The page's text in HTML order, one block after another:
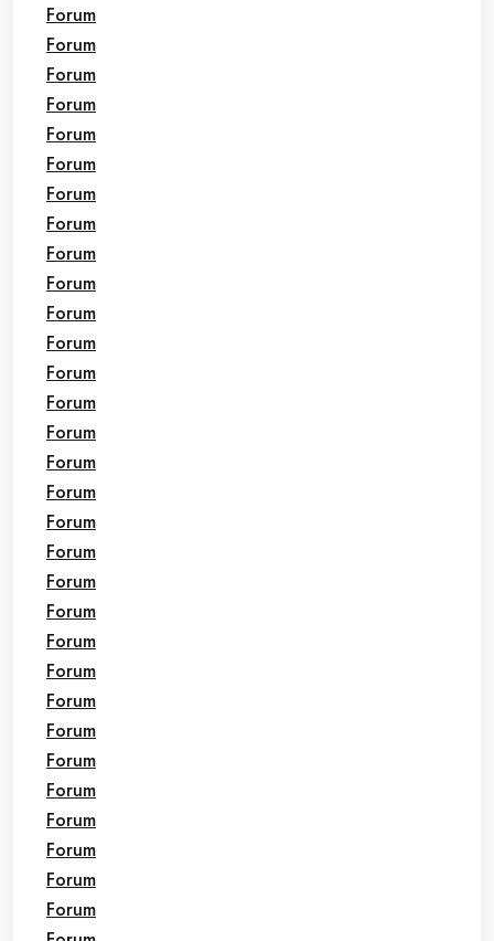
Forum
Forum
Forum
Forum
Forum
Forum
Forum
Forum
Forum
Forum
Forum
Forum
Forum
Forum
Forum
Forum
Forum
Forum
Forum
Forum
Forum
Forum
Forum
Forum
Forum
Forum
Forum
Forum
Forum
Forum
Forum